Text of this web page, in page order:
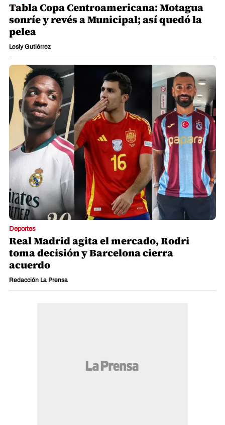
Tabla Copa Centroamericana: Motagua
sonríe y revés a Municipal; así quedó la
pelea
Lesly Gutiérrez
Deportes
Real Madrid agita el mercado, Rodri
toma decisión y Barcelona cierra
acuerdo
Redacción La Prensa